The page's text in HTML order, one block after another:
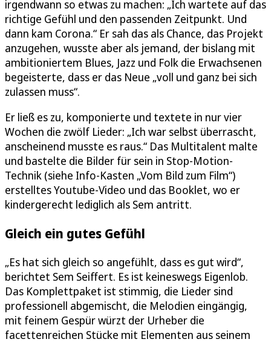
irgendwann so etwas zu machen: „Ich wartete auf das
richtige Gefühl und den passenden Zeitpunkt. Und
dann kam Corona.“ Er sah das als Chance, das Projekt
anzugehen, wusste aber als jemand, der bislang mit
ambitioniertem Blues, Jazz und Folk die Erwachsenen
begeisterte, dass er das Neue „voll und ganz bei sich
zulassen muss“.
Er ließ es zu, komponierte und textete in nur vier
Wochen die zwölf Lieder: „Ich war selbst überrascht,
anscheinend musste es raus.“ Das Multitalent malte
und bastelte die Bilder für sein in Stop-Motion-
Technik (siehe Info-Kasten „Vom Bild zum Film“)
erstelltes Youtube-Video und das Booklet, wo er
kindergerecht lediglich als Sem antritt.
Gleich ein gutes Gefühl
„Es hat sich gleich so angefühlt, dass es gut wird“,
berichtet Sem Seiffert. Es ist keineswegs Eigenlob.
Das Komplettpaket ist stimmig, die Lieder sind
professionell abgemischt, die Melodien eingängig,
mit feinem Gespür würzt der Urheber die
facettenreichen Stücke mit Elementen aus seinem